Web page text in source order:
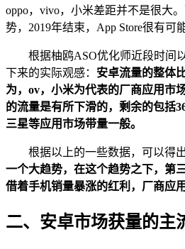
oppo，vivo，小米差距并不是很大
势，2019年结束，App Store很有可
根据柚鸥ASO优化师近段时间
下来的实际观感： 安卓流量的整体
为，ov，小米为代表的厂商应用市
的流量是有所下滑的，剩余的包括
三星等应用市场带量一般。
根据以上的一些数据，可以得出
一个大趋势，在这个趋势之下，第
借着手机销量暴涨的红利，厂商应
二、安卓市场获量的主